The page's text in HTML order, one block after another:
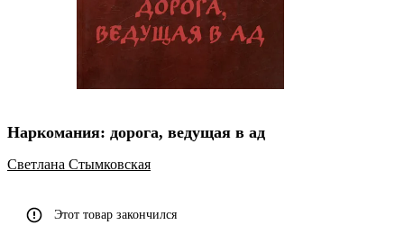
Наркомания: дорога, ведущая в ад
Светлана Стымковская
Этот товар закончился